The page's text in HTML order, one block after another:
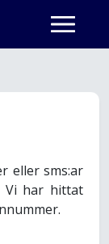
eller sms:ar
Vi har hittat